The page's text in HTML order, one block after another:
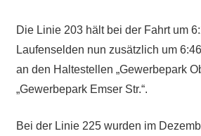
Die Linie 203 hält bei der Fahrt um
Laufenselden nun zusätzlich um
an den Haltestellen „Gewerbepark
„Gewerbepark Emser Str.“.
Bei der Linie 225 wurden im